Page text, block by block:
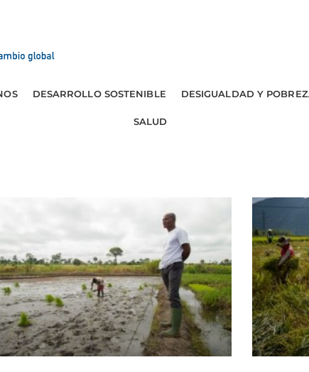
DESARROLLO SOSTENIBLE DESIGUALDAD Y
SALUD